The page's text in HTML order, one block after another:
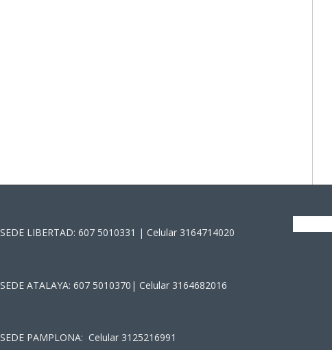
SEDE LIBERTAD: 607 5010331 | Celular 3164714020
SEDE ATALAYA: 607 5010370| Celular 3164682016
SEDE PAMPLONA: Celular 3125216991